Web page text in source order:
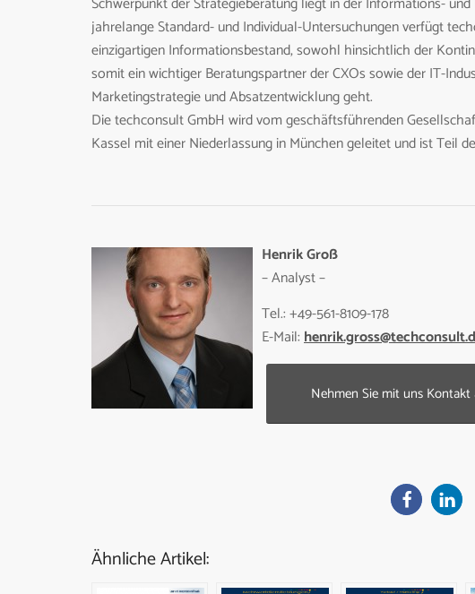
jahrelange Standard- und Individual-Untersuchungen verfügt
einzigartigen Informations­bestand, sowohl hinsichtlich der
somit ein wichtiger Beratungspartner der CXOs sowie der IT-
Marketingstrategie und Absatzentwicklung geht.
Die techconsult GmbH wird vom geschäftsführenden
Kassel mit einer Niederlassung in München geleitet und ist Teil
Henrik Groß
– Analyst –
Tel.: +49-561-8109-178
E-Mail:
Nehmen Sie mit uns Kontakt
Ähnliche Artikel: